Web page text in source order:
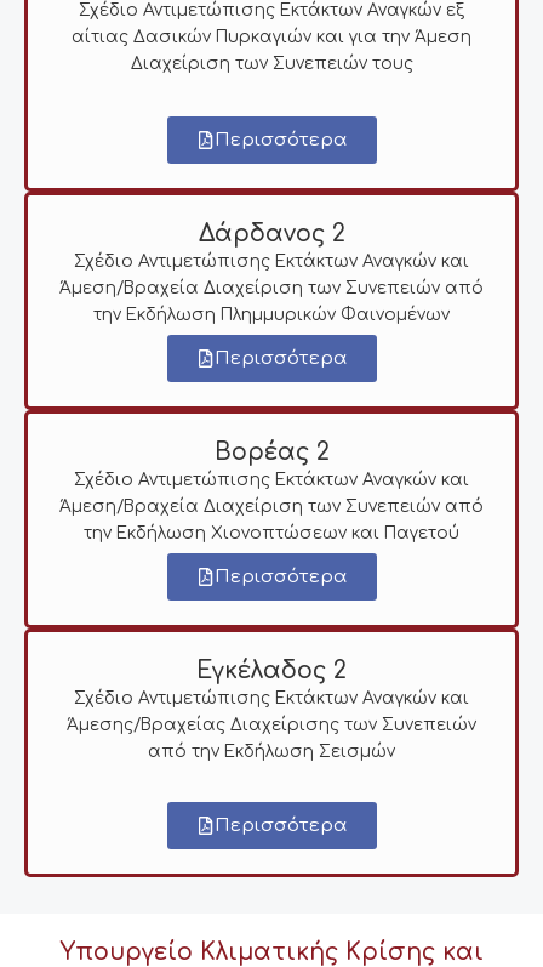
Σχέδιο Αντιμετώπισης Εκτάκτων Αναγκών εξ
αίτιας Δασικών Πυρκαγιών και για την Άμεση
Διαχείριση των Συνεπειών τους
Περισσότερα
Δάρδανος 2
Σχέδιο Αντιμετώπισης Εκτάκτων Αναγκών και
Άμεση/Βραχεία Διαχείριση των Συνεπειών από
την Εκδήλωση Πλημμυρικών Φαινομένων
Περισσότερα
Βορέας 2
Σχέδιο Αντιμετώπισης Εκτάκτων Αναγκών και
Άμεση/Βραχεία Διαχείριση των Συνεπειών από
την Εκδήλωση Χιονοπτώσεων και Παγετού
Περισσότερα
Εγκέλαδος 2
Σχέδιο Αντιμετώπισης Εκτάκτων Αναγκών και
Άμεσης/Βραχείας Διαχείρισης των Συνεπειών
από την Εκδήλωση Σεισμών
Περισσότερα
Υπουργείο Κλιματικής Κρίσης και